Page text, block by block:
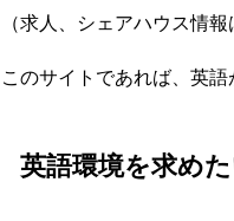
（求人、シェアハウス情
このサイトであれば、英
英語環境を求め